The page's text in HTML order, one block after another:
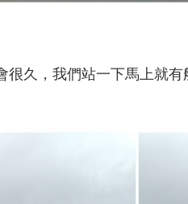
很久，我們站一下馬上就